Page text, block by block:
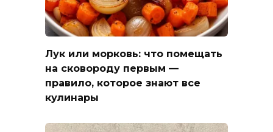
Лук или морковь: что помещать
на сковороду первым —
правило, которое знают все
кулинары